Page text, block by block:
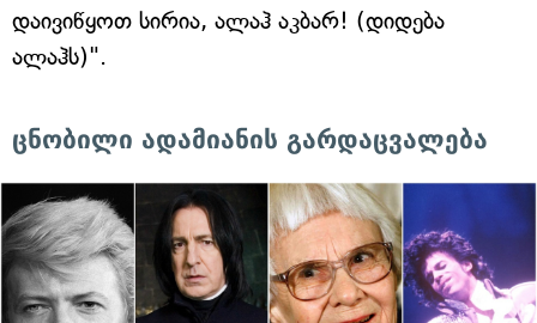
დაივიწყოთ სირია, ალაჰ აკბარ! (დიდება
ალაჰს)".
ცნობილი ადამიანის გარდაცვალება